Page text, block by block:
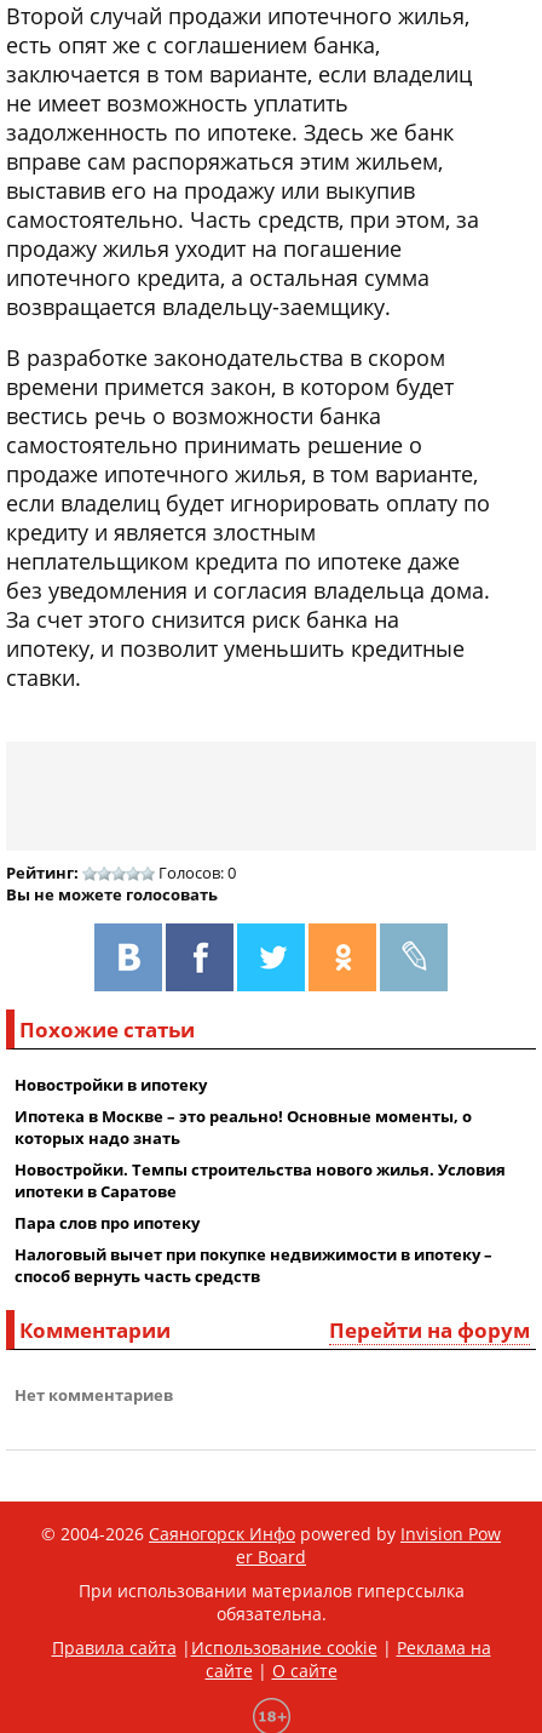
Второй случай продажи ипотечного жилья,
есть опят же с соглашением банка,
заключается в том варианте, если владелиц
не имеет возможность уплатить
задолженность по ипотеке. Здесь же банк
вправе сам распоряжаться этим жильем,
выставив его на продажу или выкупив
самостоятельно. Часть средств, при этом, за
продажу жилья уходит на погашение
ипотечного кредита, а остальная сумма
возвращается владельцу-заемщику.
В разработке законодательства в скором
времени примется закон, в котором будет
вестись речь о возможности банка
самостоятельно принимать решение о
продаже ипотечного жилья, в том варианте,
если владелиц будет игнорировать оплату по
кредиту и является злостным
неплательщиком кредита по ипотеке даже
без уведомления и согласия владельца дома.
За счет этого снизится риск банка на
ипотеку, и позволит уменьшить кредитные
ставки.
Рейтинг:
Голосов: 0
Вы не можете голосовать
Похожие статьи
Новостройки в ипотеку
Ипотека в Москве – это реально! Основные моменты, о
которых надо знать
Новостройки. Темпы строительства нового жилья. Условия
ипотеки в Саратове
Пара слов про ипотеку
Налоговый вычет при покупке недвижимости в ипотеку –
способ вернуть часть средств
Перейти на форум
Комментарии
Нет комментариев
© 2004-2026 Саяногорск Инфо powered by Invision Pow
er Board
При использовании материалов гиперссылка
обязательна.
Правила сайта | Использование cookie| Реклама на
сайте| О сайте